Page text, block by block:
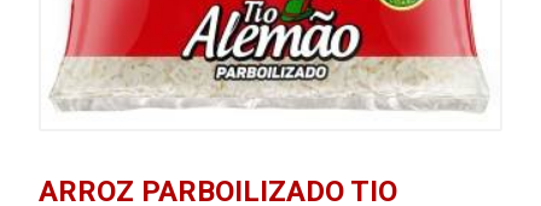
ARROZ PARBOILIZADO TIO